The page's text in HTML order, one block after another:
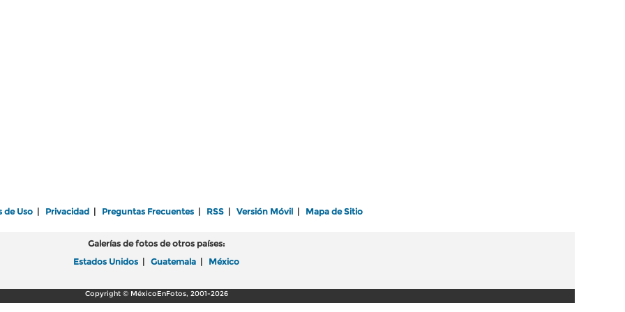
de Uso Privacidad Preguntas Frecuentes RSS Versión Móvil Mapa de Sitio
Galerías de fotos de otros países:
Estados Unidos
Guatemala México
Copyright © MéxicoEnFotos, 2001-2026